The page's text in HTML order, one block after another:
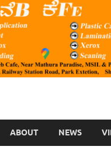
ABOUT NEWS